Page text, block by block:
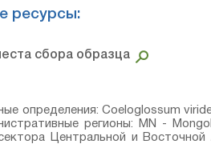
ресурсы:
сбора образца
определения: Coeloglossum
регионы: MN -
Центральной и Восточной